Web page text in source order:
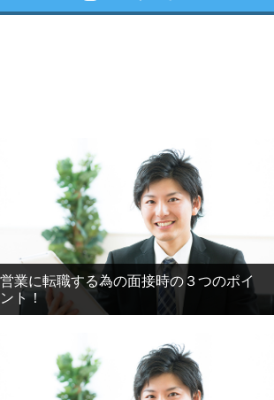
営業に転職する為の面接時の３つのポイ
ント！